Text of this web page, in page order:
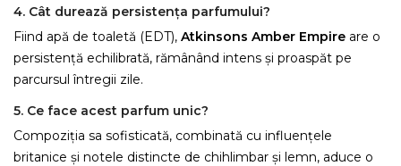
4. Cât durează persistența parfumului?
Fiind apă de toaletă (EDT), Atkinsons Amber Empire are o
persistență echilibrată, rămânând intens și proaspăt pe
parcursul întregii zile.
5. Ce face acest parfum unic?
Compoziția sa sofisticată, combinată cu influențele
britanice și notele distincte de chihlimbar și lemn, aduce o